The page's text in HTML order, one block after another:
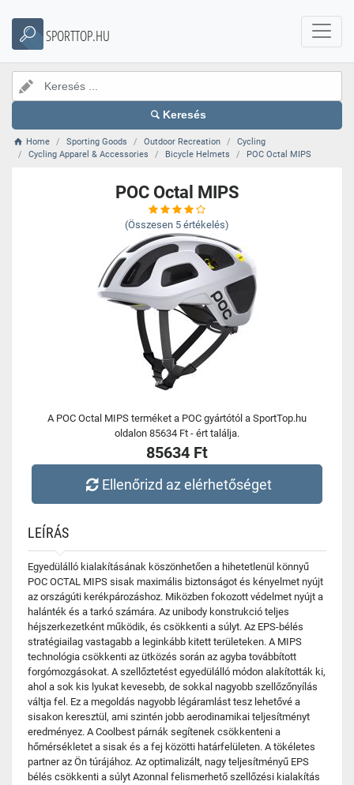
SPORTTOP.HU
Keresés
Home Sporting Goods Outdoor Recreation
Cycling
Cycling Apparel & Accessories
Bicycle Helmets POC Octal MIPS
POC Octal MIPS
(Összesen 5 értékelés)
A POC Octal MIPS terméket a POC gyártótól a SportTop.hu
oldalon 85634 Ft - ért találja.
85634 Ft
Ellenőrizd az elérhetőséget
LEÍRÁS
Egyedülálló kialakításának köszönhetően a hihetetlenül könnyű
POC OCTAL MIPS sisak maximális biztonságot és kényelmet nyújt
az országúti kerékpározáshoz. Miközben fokozott védelmet nyújt a
halánték és a tarkó számára. Az unibody konstrukció teljes
héjszerkezetként működik, és csökkenti a súlyt. Az EPS-bélés
stratégiailag vastagabb a leginkább kitett területeken. A MIPS
technológia csökkenti az ütközés során az agyba továbbított
forgómozgásokat. A szellőztetést egyedülálló módon alakították ki,
ahol a sok kis lyukat kevesebb, de sokkal nagyobb szellőzőnyílás
váltja fel. Ez a megoldás nagyobb légáramlást tesz lehetővé a
sisakon keresztül, ami szintén jobb aerodinamikai teljesítményt
eredményez. A Coolbest párnák segítenek csökkenteni a
hőmérsékletet a sisak és a fej közötti határfelületen. A tökéletes
partner az Ön túrájához. Az optimalizált, nagy teljesítményű EPS
bélés csökkenti a súlyt Azonnal felismerhető szellőzési kialakítás